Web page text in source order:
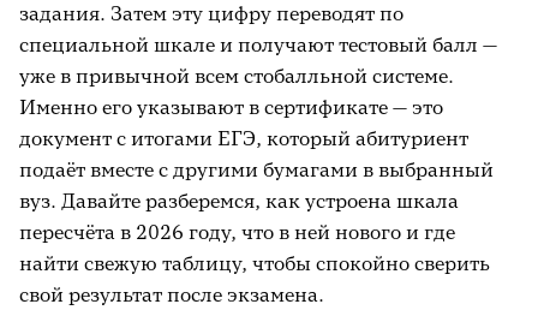
задания. Затем эту цифру переводят по
специальной шкале и получают тестовый балл —
уже в привычной всем стобалльной системе.
Именно его указывают в сертификате — это
документ с итогами ЕГЭ, который абитуриент
подаёт вместе с другими бумагами в выбранный
вуз. Давайте разберемся, как устроена шкала
пересчёта в 2026 году, что в ней нового и где
найти свежую таблицу, чтобы спокойно сверить
свой результат после экзамена.